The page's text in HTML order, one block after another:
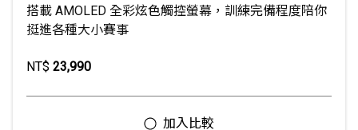
搭載 AMOLED 全彩炫色觸控螢幕，訓練完備程度陪你
挺進各種大小賽事
NT$ 23,990